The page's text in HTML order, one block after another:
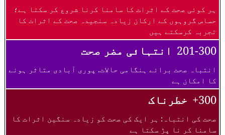
ہر کوئی صحت کے اثرات کا سامنا کرنا شروع کر سکتا ہے؛
حساس گروہوں کے ارکان زیادہ سنجیدہ صحت کے اثرات کا
تجربہ کرسکتے ہیں
201-300 انتہائی مضر صحت
انتباہ صحت برائے ہنگامی حالات. پوری آبادی متاثر ہونے
کا امکان ہے
300+ خطرناک
صحت کی انتباہ: ہر ایک کی صحت کو زیادہ سنگین اثرات کا
سامنا کر نا پڑ سکتا ہے